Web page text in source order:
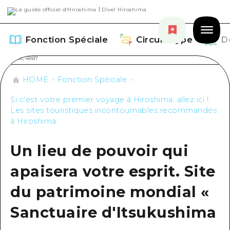
Fonction Spéciale Circuit Type
Fonction Spéciale
Aperçu
Art
Événements/ Fêtes
Circuit Type
Aperçu
Guide official de Dive! Hiroshima
Hiroshima Moshimo Travel
Découvrir
Événement
HOME Fonction Spéciale
Si c'est votre premier voyage à Hiroshima, allez ici !
Les sites touristiques incontournables recommandés
à Hiroshima
Un lieu de pouvoir qui
apaisera votre esprit. Site
du patrimoine mondial «
Sanctuaire d'Itsukushima